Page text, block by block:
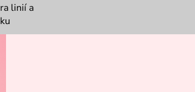
linií a